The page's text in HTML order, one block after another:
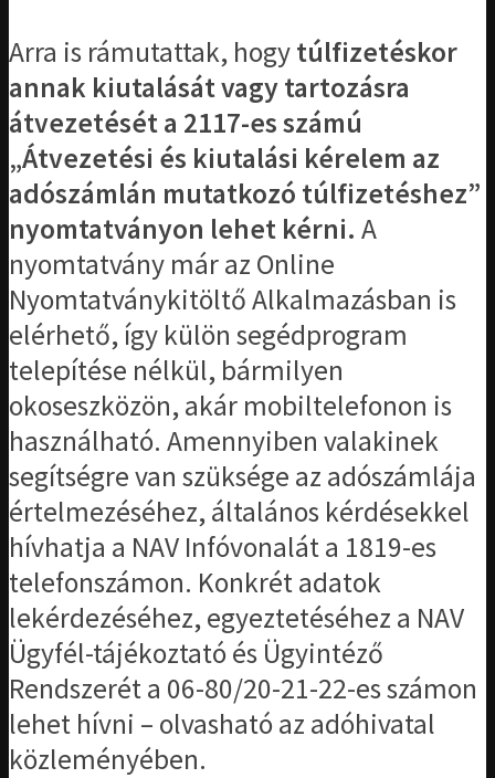
Arra is rámutattak, hogytúlfizetéskor
annak kiutalását vagy tartozásra
átvezetését a 2117-es számú
„Átvezetési és kiutalási kérelem az
adószámlán mutatkozó túlfizetéshez”
nyomtatványon lehet kérni. A
nyomtatvány már az Online
Nyomtatványkitöltő Alkalmazásban is
elérhető, így külön segédprogram
telepítése nélkül, bármilyen
okoseszközön, akár mobiltelefonon is
használható. Amennyiben valakinek
segítségre van szüksége az adószámlája
értelmezéséhez, általános kérdésekkel
hívhatja a NAV Infóvonalát a 1819-es
telefonszámon. Konkrét adatok
lekérdezéséhez, egyeztetéséhez a NAV
Ügyfél-tájékoztató és Ügyintéző
Rendszerét a 06-80/20-21-22-es számon
lehet hívni – olvasható az adóhivatal
közleményében.